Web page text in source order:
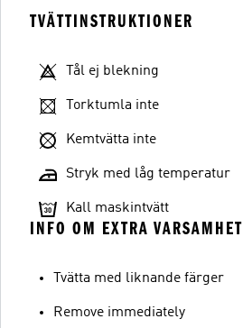
TVÄTTINSTRUKTIONER
Tål ej blekning
Torktumla inte
Kemtvätta inte
Stryk med låg temperatur
Kall maskintvätt
INFO OM EXTRA VARSAMHET
Tvätta med liknande färger
Remove immediately